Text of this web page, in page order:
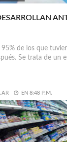
de los que
Se trata de un
EN 8:48 P.M.